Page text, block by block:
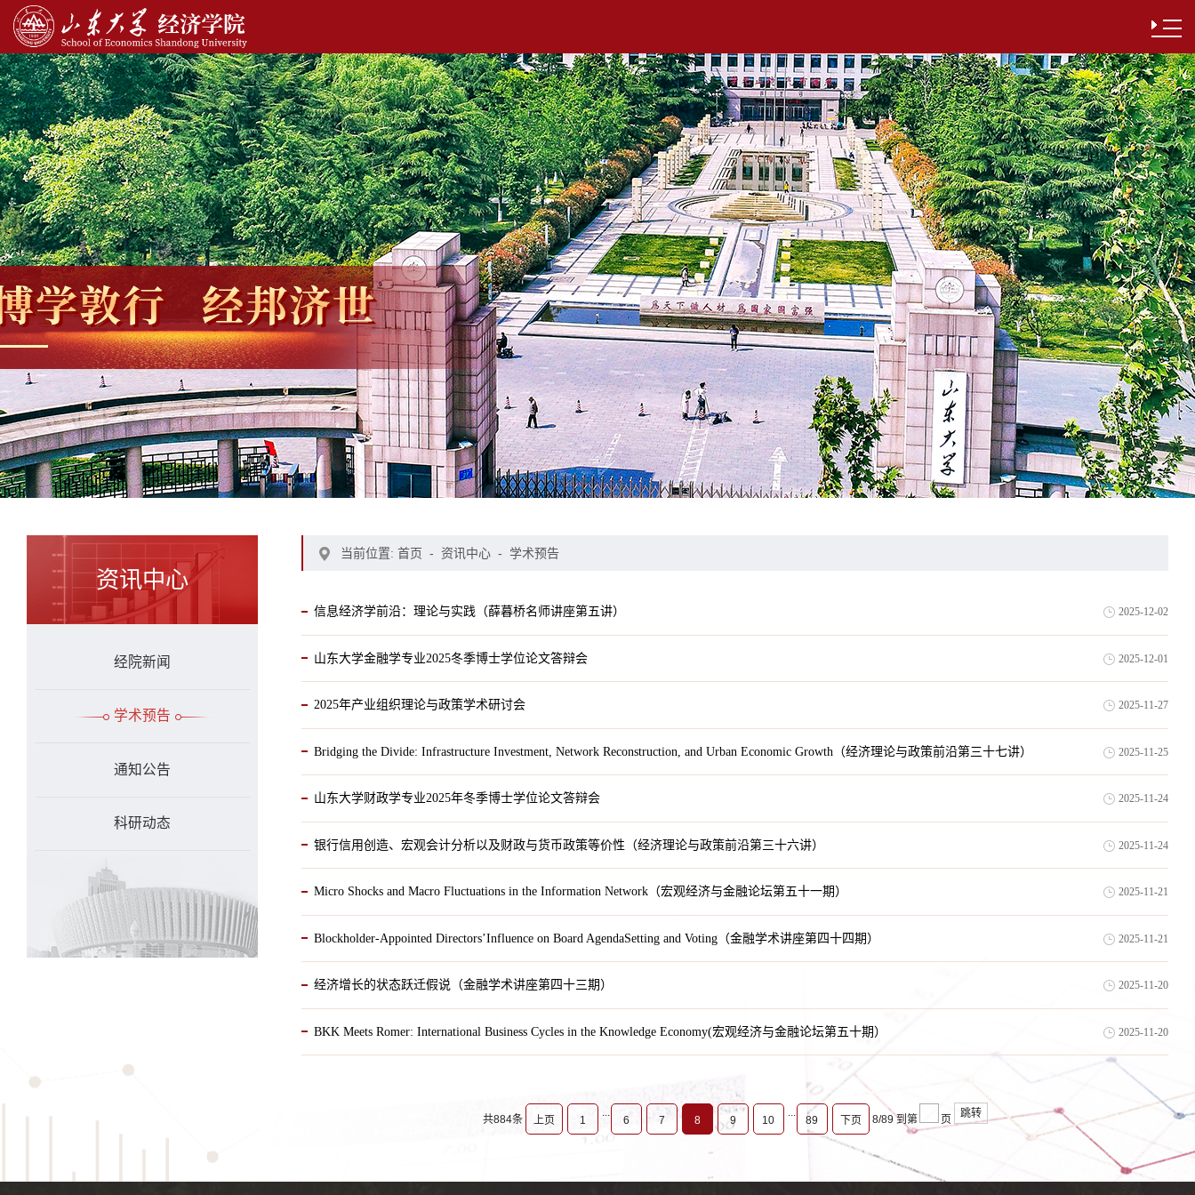
资讯中心
经院新闻
学术预告
通知公告
科研动态
当前位置: 首页 - 资讯中心 - 学术预告
信息经济学前沿：理论与实践（薛暮桥名师讲座第五讲） 2025-12-02
山东大学金融学专业2025冬季博士学位论文答辩会 2025-12-01
2025年产业组织理论与政策学术研讨会 2025-11-27
Bridging the Divide: Infrastructure Investment, Network Reconstruction, and Urban Economic Growth（经济理论与政策前沿第三十七讲） 2025-11-25
山东大学财政学专业2025年冬季博士学位论文答辩会 2025-11-24
银行信用创造、宏观会计分析以及财政与货币政策等价性（经济理论与政策前沿第三十六讲） 2025-11-24
Micro Shocks and Macro Fluctuations in the Information Network（宏观经济与金融论坛第五十一期） 2025-11-21
Blockholder-Appointed Directors’Influence on Board AgendaSetting and Voting（金融学术讲座第四十四期） 2025-11-21
经济增长的状态跃迁假说（金融学术讲座第四十三期） 2025-11-20
BKK Meets Romer: International Business Cycles in the Knowledge Economy(宏观经济与金融论坛第五十期） 2025-11-20
共884条 上页 1 6 7 8 9 10 89 下页 8/89 到第 页
跳转